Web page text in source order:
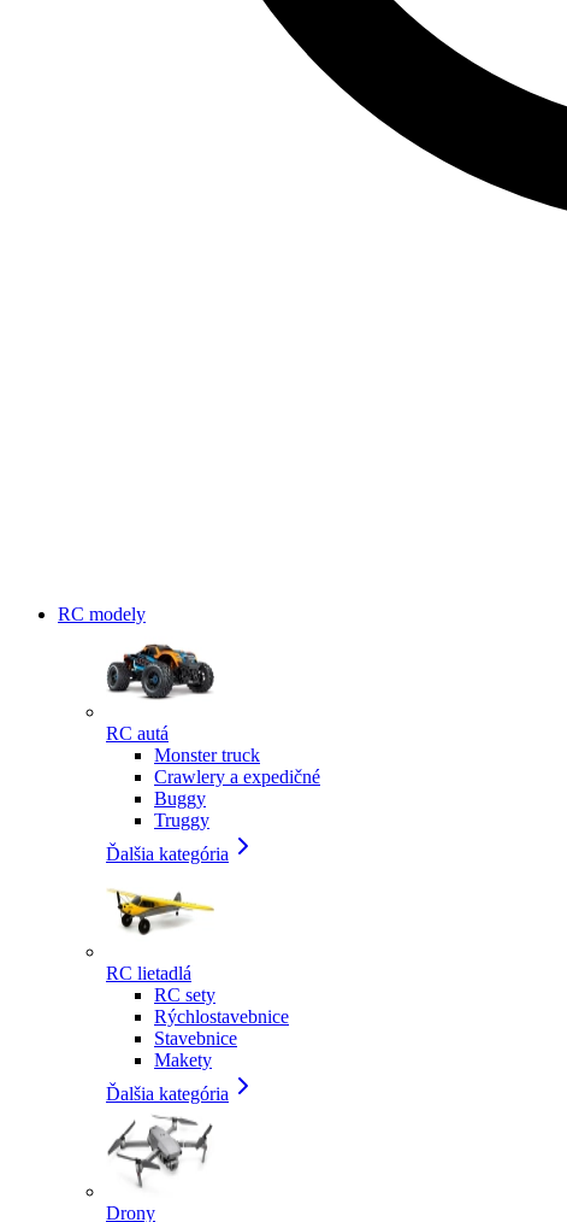
RC modely
RC autá
Monster truck
Crawlery a expedičné
Buggy
Truggy
Ďalšia kategória
RC lietadlá
RC sety
Rýchlostavebnice
Stavebnice
Makety
Ďalšia kategória
Drony